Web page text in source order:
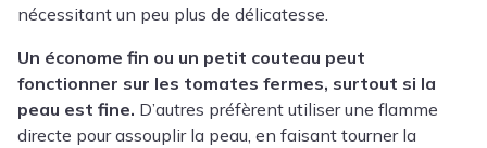
nécessitant un peu plus de délicatesse.
Un économe fin ou un petit couteau peut
fonctionner sur les tomates fermes, surtout si la
peau est fine. D’autres préfèrent utiliser une flamme
directe pour assouplir la peau, en faisant tourner la